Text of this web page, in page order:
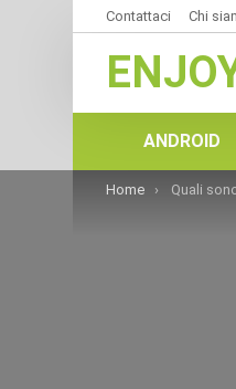
Contattaci Chi
ANDROID
You are here:
Home Quali sono